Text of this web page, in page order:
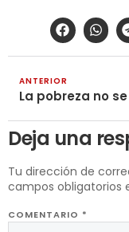
ANTERIOR
Deja una
Tu dirección de
campos obligatorios
COMENTARIO *